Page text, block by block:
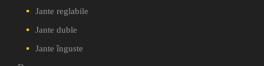
Jante reglabile
Jante duble
Jante înguste